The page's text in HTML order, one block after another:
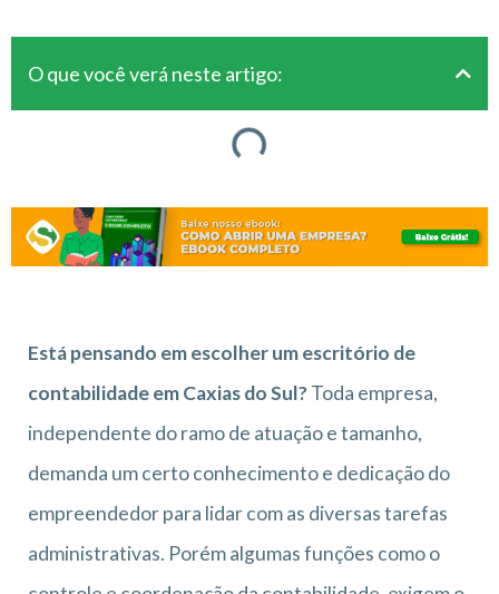
O que você verá neste artigo:
Está pensando em escolher um escritório de
contabilidade em Caxias do Sul?Toda empresa,
independente do ramo de atuação e tamanho,
demanda um certo conhecimento e dedicação do
empreendedor para lidar com as diversas tarefas
administrativas. Porém algumas funções como o